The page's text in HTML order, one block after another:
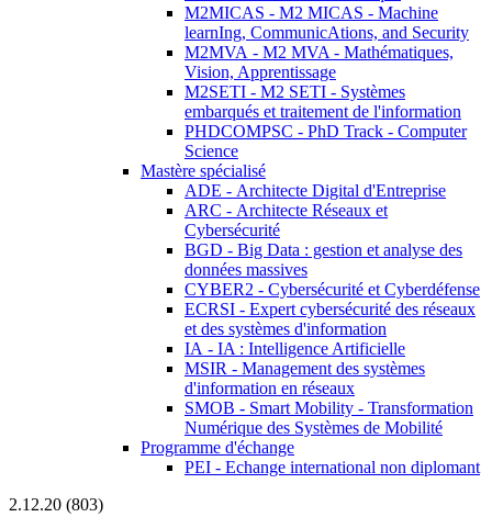
M2MICAS - M2 MICAS - Machine
learnIng, CommunicAtions, and Security
M2MVA - M2 MVA - Mathématiques,
Vision, Apprentissage
M2SETI - M2 SETI - Systèmes
embarqués et traitement de l'information
PHDCOMPSC - PhD Track - Computer
Science
Mastère spécialisé
ADE - Architecte Digital d'Entreprise
ARC - Architecte Réseaux et
Cybersécurité
BGD - Big Data : gestion et analyse des
données massives
CYBER2 - Cybersécurité et Cyberdéfense
ECRSI - Expert cybersécurité des réseaux
et des systèmes d'information
IA - IA : Intelligence Artificielle
MSIR - Management des systèmes
d'information en réseaux
SMOB - Smart Mobility - Transformation
Numérique des Systèmes de Mobilité
Programme d'échange
PEI - Echange international non diplomant
2.12.20 (803)